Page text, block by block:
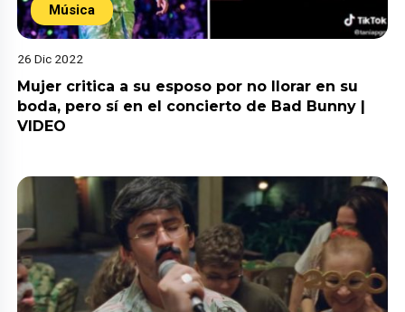
Música
26 Dic 2022
Mujer critica a su esposo por no llorar en su
boda, pero sí en el concierto de Bad Bunny |
VIDEO